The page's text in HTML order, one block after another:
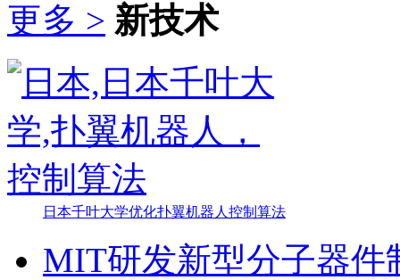
更多 > 新技术
日本千叶大学优化扑翼机器人控制算法
MIT研发新型分子器件